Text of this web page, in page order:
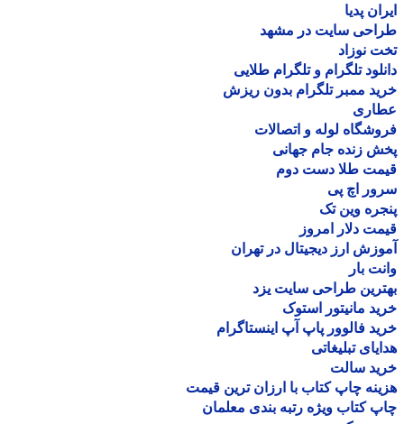
پدیا
سایت در مشهد
نوزاد
تلگرام و تلگرام طلایی
ممبر تلگرام بدون ریزش
لوله و اتصالات
زنده جام جهانی
طلا دست دوم
اچ پی
وین تک
دلار امروز
ارز دیجیتال در تهران
بار
طراحی سایت یزد
مانیتور استوک
فالوور پاپ آپ اینستاگرام
تبلیغاتی
سالت
چاپ کتاب با ارزان ترین قیمت
کتاب ویژه رتبه بندی معلمان